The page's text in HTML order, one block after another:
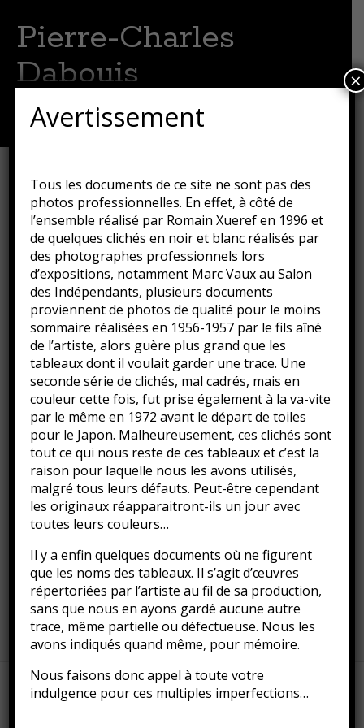
Pierre-Charles
Dabouis
Menu
principal
Le boeuf
Publié le16 août 2018 parGuillaume
Le boeuf, 1952
Huile sur toile
? x ? cm
Collection privée
Classé dans :Huile sur toile, Peinture ,Tableaux
Fièrement propulsé par WordPress &Portfolio.
Avertissement
Tous les documents de ce site ne sont pas des
photos professionnelles. En effet, à côté de
l’ensemble réalisé par Romain Xueref en 1996 et
de quelques clichés en noir et blanc réalisés par
des photographes professionnels lors
d’expositions, notamment Marc Vaux au Salon
des Indépendants, plusieurs documents
proviennent de photos de qualité pour le moins
sommaire réalisées en 1956-1957 par le fils aîné
de l’artiste, alors guère plus grand que les
tableaux dont il voulait garder une trace. Une
seconde série de clichés, mal cadrés, mais en
couleur cette fois, fut prise également à la va-vite
par le même en 1972 avant le départ de toiles
pour le Japon. Malheureusement, ces clichés sont
tout ce qui nous reste de ces tableaux et c’est la
raison pour laquelle nous les avons utilisés,
malgré tous leurs défauts. Peut-être cependant
les originaux réapparaitront-ils un jour avec
toutes leurs couleurs…
Il y a enfin quelques documents où ne figurent
que les noms des tableaux. Il s’agit d’œuvres
répertoriées par l’artiste au fil de sa production,
sans que nous en ayons gardé aucune autre
trace, même partielle ou défectueuse. Nous les
avons indiqués quand même, pour mémoire.
Nous faisons donc appel à toute votre
indulgence pour ces multiples imperfections…
×